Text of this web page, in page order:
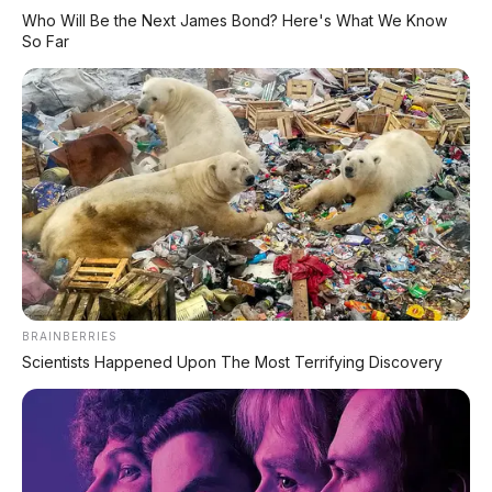
bengkel untuk mendapatkan fitur baru atau
perbaikan bug. Cukup dari rumah, klik "update",
dan mobil Anda akan semakin cerdas seiring
waktu.
Dilengkapi dengan modem 5G, memungkinkan
mobil Anda berkomunikasi dengan infrastruktur
lalu lintas (lampu merah, rambu lalu lintas) untuk
meningkatkan keselamatan dan efisiensi.
👍 Kelebihan & 👎 Kekurangan
Hongqi H7 PHEV
✅
Kelebihan
Who Will Be the Next James Bond? Here's What We Know
So Far
BRAINBERRIES
Scientists Happened Upon The Most Terrifying Discovery